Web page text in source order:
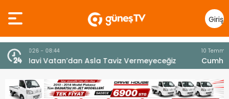
Giriş
Yap
10 Temmuz 2026 - 18:49
Cumhurbaşkanı Erhürman sergi açılışında
fenalaşarak hastaneye kaldırıldı